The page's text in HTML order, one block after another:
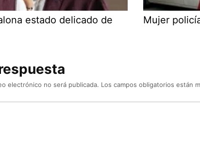
estado delicado de
Mujer
electrónico no será publicada. Los campos obligatorios están